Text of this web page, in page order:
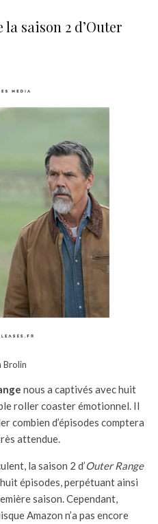
la saison 2 d’Outer
Brolin
nous a captivés avec huit
roller coaster émotionnel. Il
combien d’épisodes comptera
attendue.
la saison 2 d’Outer Range
épisodes, perpétuant ainsi
saison. Cependant,
Amazon n’a pas encore